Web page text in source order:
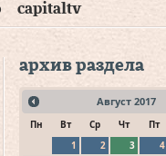
capitaltv
архив раздела
Август 2017
Пн Вт Ср Чт Пт
1
2 3 4